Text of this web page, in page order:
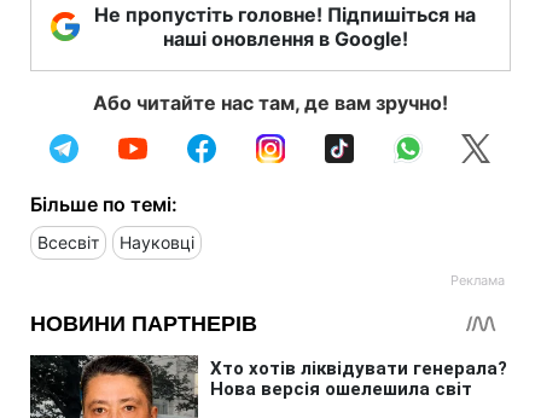
Не пропустіть головне! Підпишіться на
наші оновлення в Google!
Або читайте нас там, де вам зручно!
Більше по темі:
Всесвіт Науковці